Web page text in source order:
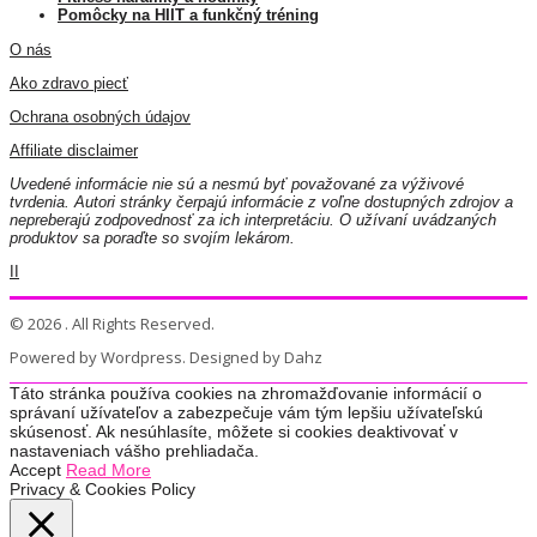
Pomôcky na HIIT a funkčný tréning
O nás
Ako zdravo piecť
Ochrana osobných údajov
Affiliate disclaimer
Uvedené informácie nie sú a nesmú byť považované za výživové
tvrdenia. Autori stránky čerpajú informácie z voľne dostupných zdrojov a
nepreberajú zodpovednosť za ich interpretáciu. O užívaní uvádzaných
produktov sa poraďte so svojím lekárom.
© 2026 . All Rights Reserved.
Powered by Wordpress. Designed by Dahz
Táto stránka používa cookies na zhromažďovanie informácií o
správaní užívateľov a zabezpečuje vám tým lepšiu užívateľskú
skúsenosť. Ak nesúhlasíte, môžete si cookies deaktivovať v
nastaveniach vášho prehliadača.
Accept Read More
Privacy & Cookies Policy